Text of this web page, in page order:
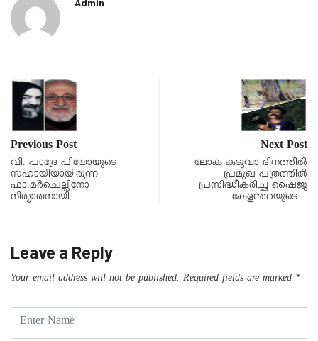
Previous Post
വി. പാദ്രേ പിയോയുടെ
സഹായിയായിരുന്ന
ഫാ.മർചെല്ലിനോ
നിര്യാതനായി
Next Post
ലോക കടുവാ ദിനത്തിൽ
പ്രമുഖ പത്രത്തിൽ
പ്രസിദ്ധീകരിച്ച ഷൈജു
കേളന്തറയുടെ…
Leave a Reply
Your email address will not be published. Required fields are marked *